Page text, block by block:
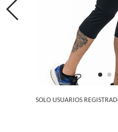
SOLO USUARIOS